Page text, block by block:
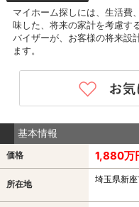
マイホーム探しには、生活費
味した、将来の家計を考慮す
バイザーが、お客様の将来設
ます。
基本情報
価格 1,880万
所在地 埼玉県新